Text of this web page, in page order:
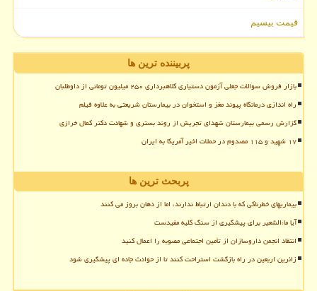
قیمت بیسیم
پربیننده ترین ها
بازار فروش سوالات جعلی آزمون دستیاری کلاهبرداری ۲۵۰ میلیون تومانی از داوطلبان
راه اندازی درمانگاه پیوند مغز و استخوان در بیمارستان شریعتی به علاوه فیلم
گزارش رسمی بیمارستان شهدای تجریش از روند بستری و شهادت دکتر کمال خرازی
۱۷ شهید و ۱۱۵ مصدوم در حملات اخیر آمریکا به ایران
پربحث ترین ها
بیماریهای خطرناکی که با دندان ارتباط ندارند، اما از دهان بروز می کنند
آیا ماءالشعیر برای پیشگیری از سنگ کلیه مفیدست
انتقاد انجمن داروسازان از تأمین اجتماعی مصوبه را اعمال کنید
زائرین اربعین در راه بازگشت استراحت کنند تا از حوادث جاده ای پیشگیری شود